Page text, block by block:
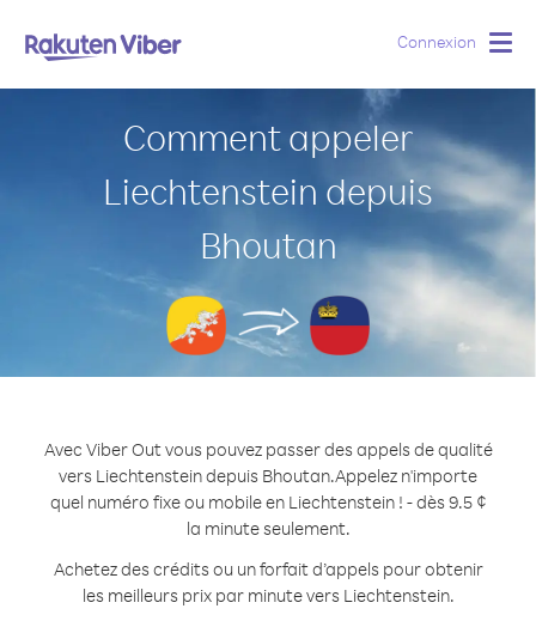
Connexion
Comment appeler
Liechtenstein depuis
Bhoutan
Avec Viber Out vous pouvez passer des appels de qualité
vers Liechtenstein depuis Bhoutan.Appelez n'importe
quel numéro fixe ou mobile en Liechtenstein ! - dès 9.5 ¢
la minute seulement.
Achetez des crédits ou un forfait d’appels pour obtenir
les meilleurs prix par minute vers Liechtenstein.